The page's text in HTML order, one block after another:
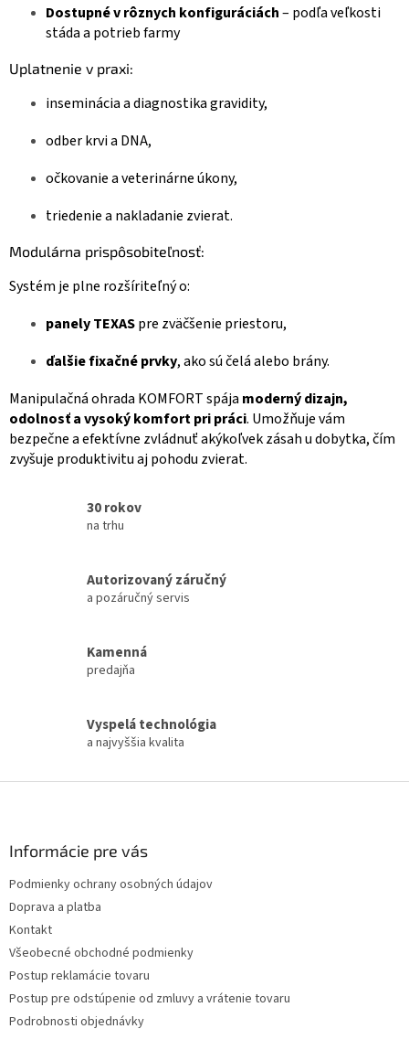
v
u
Dostupné v rôznych konfiguráciách– podľa veľkosti
stáda a potrieb farmy
Uplatnenie v praxi:
inseminácia a diagnostika gravidity,
odber krvi a DNA,
očkovanie a veterinárne úkony,
triedenie a nakladanie zvierat.
Modulárna prispôsobiteľnosť:
Systém je plne rozšíriteľný o:
panely TEXASpre zväčšenie priestoru,
ďalšie fixačné prvky, ako sú čelá alebo brány.
Manipulačná ohrada KOMFORT spája moderný dizajn,
odolnosť a vysoký komfort pri práci. Umožňuje vám
bezpečne a efektívne zvládnuť akýkoľvek zásah u dobytka, čím
zvyšuje produktivitu aj pohodu zvierat.
30 rokov
na trhu
Autorizovaný záručný
a pozáručný servis
Kamenná
predajňa
Vyspelá technológia
a najvyššia kvalita
Informácie pre vás
Podmienky ochrany osobných údajov
Doprava a platba
Kontakt
Všeobecné obchodné podmienky
Postup reklamácie tovaru
Postup pre odstúpenie od zmluvy a vrátenie tovaru
Podrobnosti objednávky